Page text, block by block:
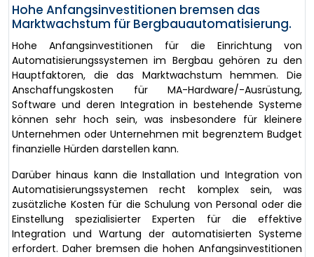
Hohe Anfangsinvestitionen bremsen das
Marktwachstum für Bergbauautomatisierung.
Hohe Anfangsinvestitionen für die Einrichtung von
Automatisierungssystemen im Bergbau gehören zu den
Hauptfaktoren, die das Marktwachstum hemmen. Die
Anschaffungskosten für MA-Hardware/-Ausrüstung,
Software und deren Integration in bestehende Systeme
können sehr hoch sein, was insbesondere für kleinere
Unternehmen oder Unternehmen mit begrenztem Budget
finanzielle Hürden darstellen kann.
Darüber hinaus kann die Installation und Integration von
Automatisierungssystemen recht komplex sein, was
zusätzliche Kosten für die Schulung von Personal oder die
Einstellung spezialisierter Experten für die effektive
Integration und Wartung der automatisierten Systeme
erfordert. Daher bremsen die hohen Anfangsinvestitionen